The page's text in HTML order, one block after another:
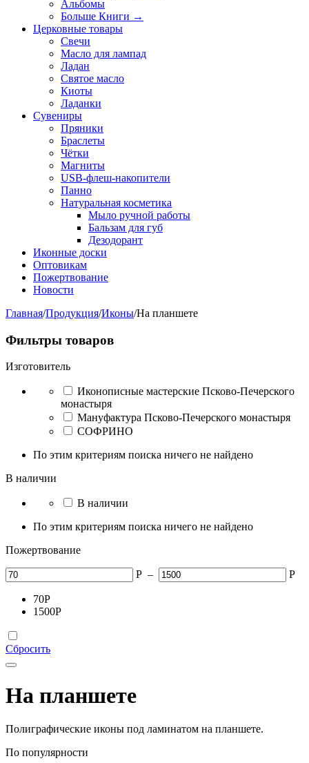
Альбомы
Больше Книги →
Церковные товары
Свечи
Масло для лампад
Ладан
Святое масло
Киоты
Ладанки
Сувениры
Пряники
Браслеты
Чётки
Магниты
USB-флеш-накопители
Панно
Натуральная косметика
Мыло ручной работы
Бальзам для губ
Дезодорант
Иконные доски
Оптовикам
Пожертвование
Новости
Главная/Продукция/Иконы/На планшете
Фильтры товаров
Изготовитель
Иконописные мастерские Псково-Печерского
монастыря
Мануфактура Псково-Печерского монастыря
СОФРИНО
По этим критериям поиска ничего не найдено
В наличии
В наличии
По этим критериям поиска ничего не найдено
Пожертвование
Р – Р
70Р
1500Р
Сбросить
На планшете
Полиграфические иконы под ламинатом на планшете.
По популярности